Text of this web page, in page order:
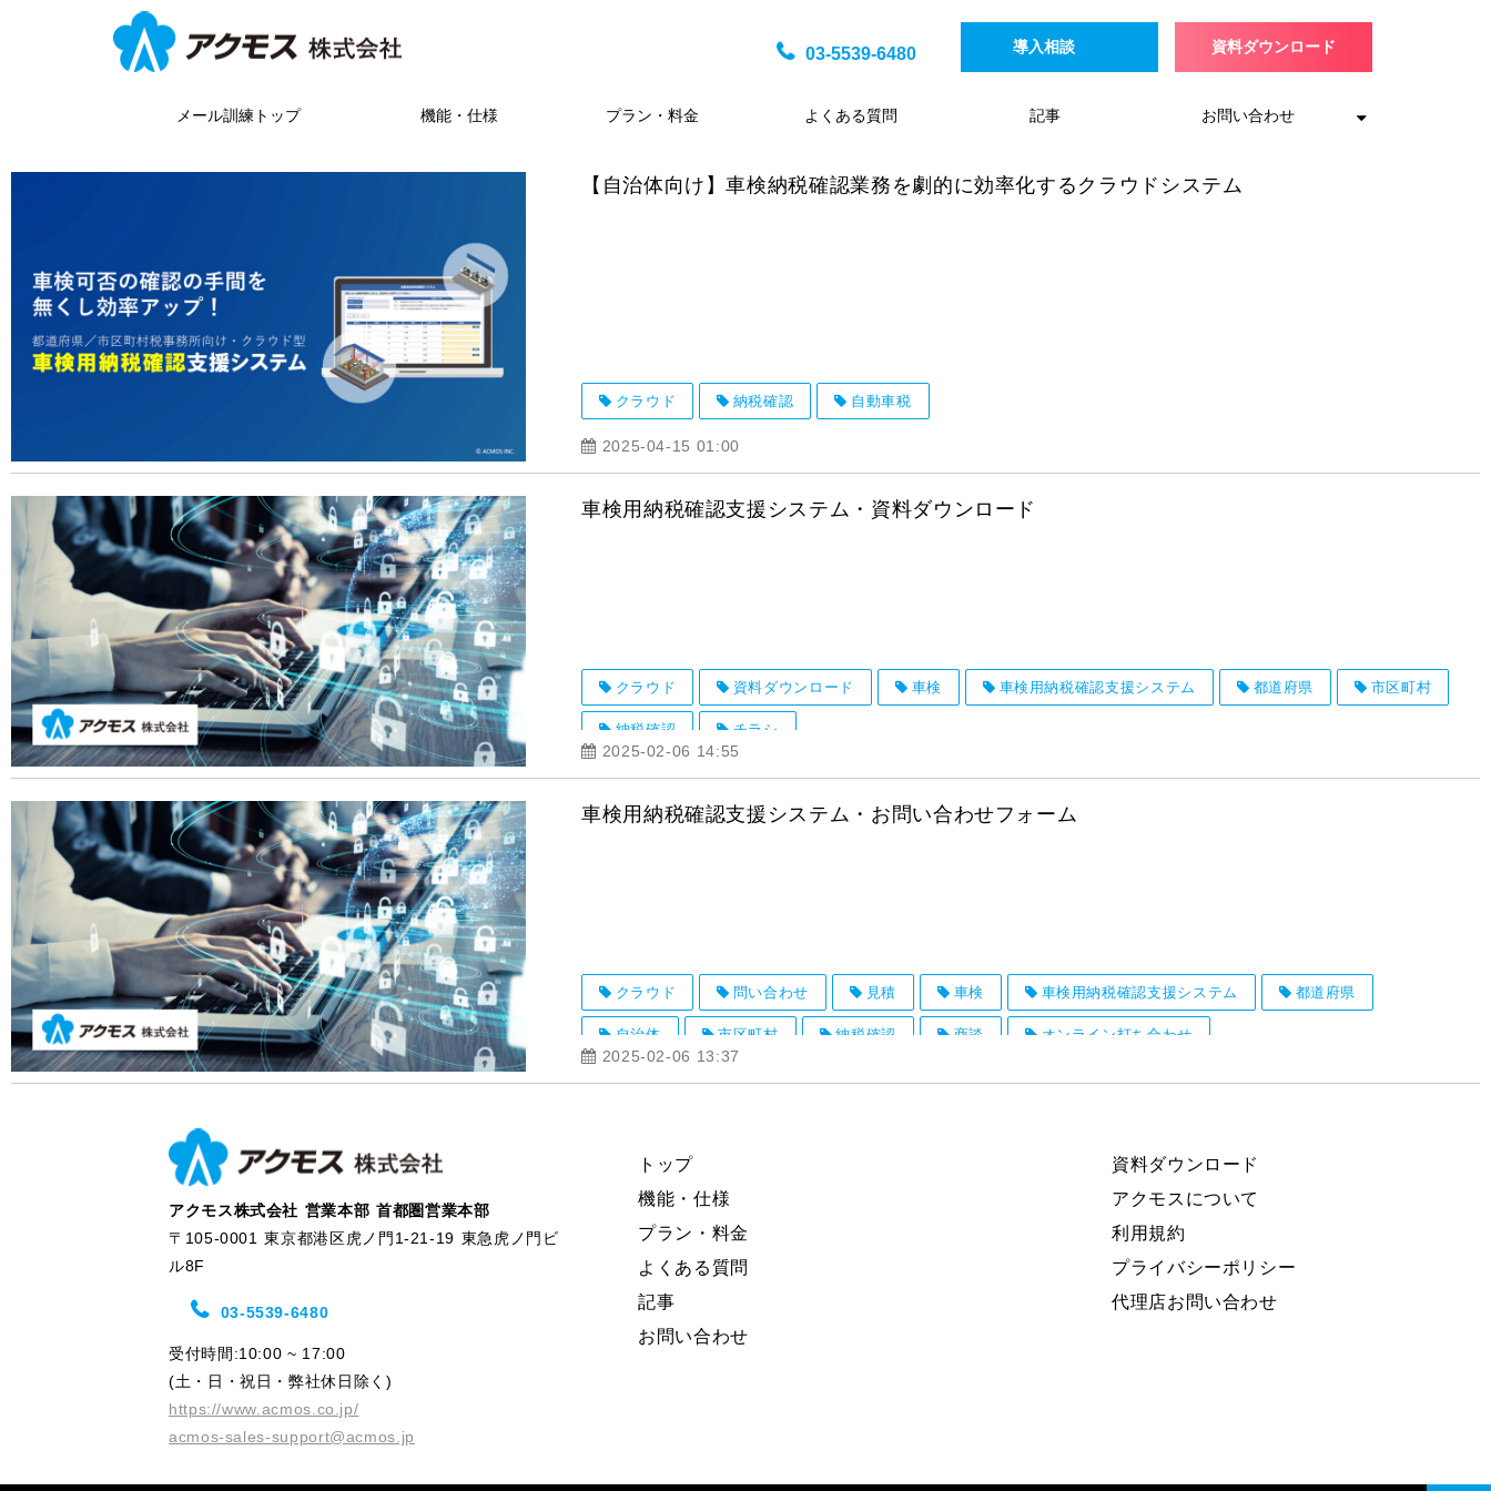
03-5539-6480 導入相談 資料ダウンロード
メール訓練トップ 機能・仕様 プラン・料金 よくある質問 記事 お問い合わせ
【自治体向け】車検納税確認業務を劇的に効率化するクラウドシステム
クラウド 納税確認 自動車税
2025-04-15 01:00
車検用納税確認支援システム・資料ダウンロード
クラウド 資料ダウンロード 車検 車検用納税確認支援システム 都道府県 市区町村
納税確認 チラシ
2025-02-06 14:55
車検用納税確認支援システム・お問い合わせフォーム
クラウド 問い合わせ 見積 車検 車検用納税確認支援システム 都道府県
自治体 市区町村 納税確認 商談 オンライン打ち合わせ
2025-02-06 13:37
アクモス株式会社 営業本部 首都圏営業本部
〒105-0001 東京都港区虎ノ門1-21-19 東急虎ノ門ビ
ル8F
03-5539-6480
受付時間:10:00 ~ 17:00
(土・日・祝日・弊社休日除く)
https://www.acmos.co.jp/
acmos-sales-support@acmos.jp
トップ
機能・仕様
プラン・料金
よくある質問
記事
お問い合わせ
資料ダウンロード
アクモスについて
利用規約
プライバシーポリシー
代理店お問い合わせ